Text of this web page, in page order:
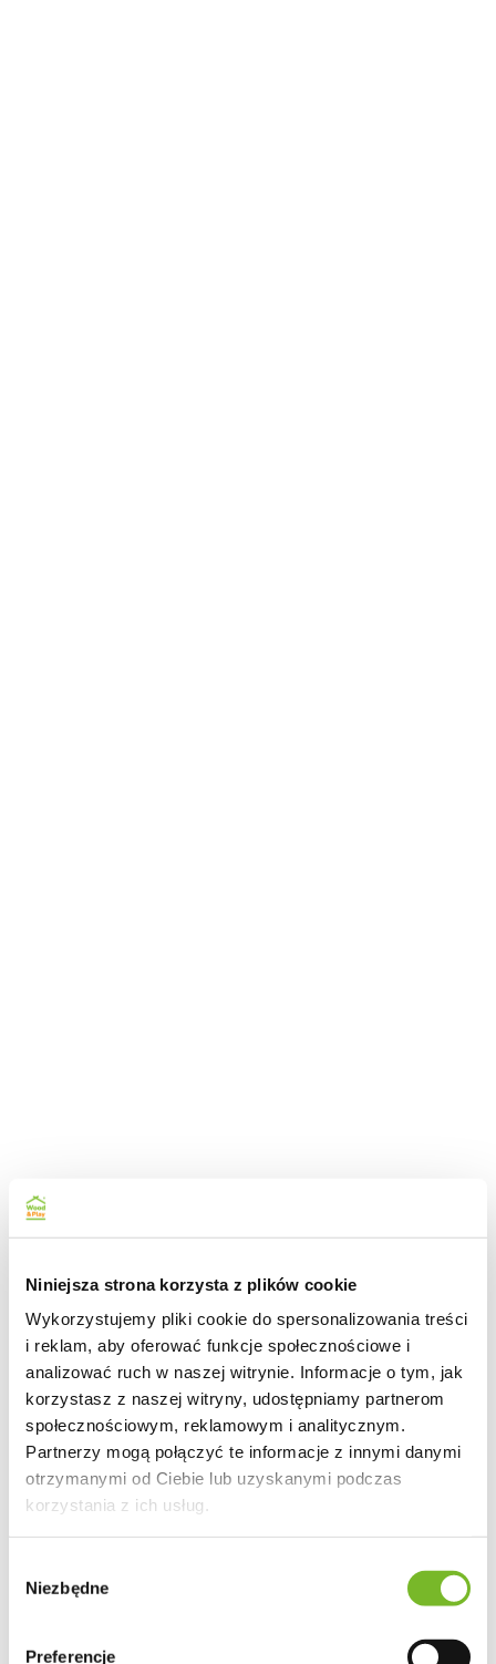
Niniejsza strona korzysta z plików cookie
Wykorzystujemy pliki cookie do spersonalizowania treści
i reklam, aby oferować funkcje społecznościowe i
analizować ruch w naszej witrynie. Informacje o tym, jak
korzystasz z naszej witryny, udostępniamy partnerom
społecznościowym, reklamowym i analitycznym.
Partnerzy mogą połączyć te informacje z innymi danymi
otrzymanymi od Ciebie lub uzyskanymi podczas
korzystania z ich usług.
zgody
Niezbędne
Preferencje